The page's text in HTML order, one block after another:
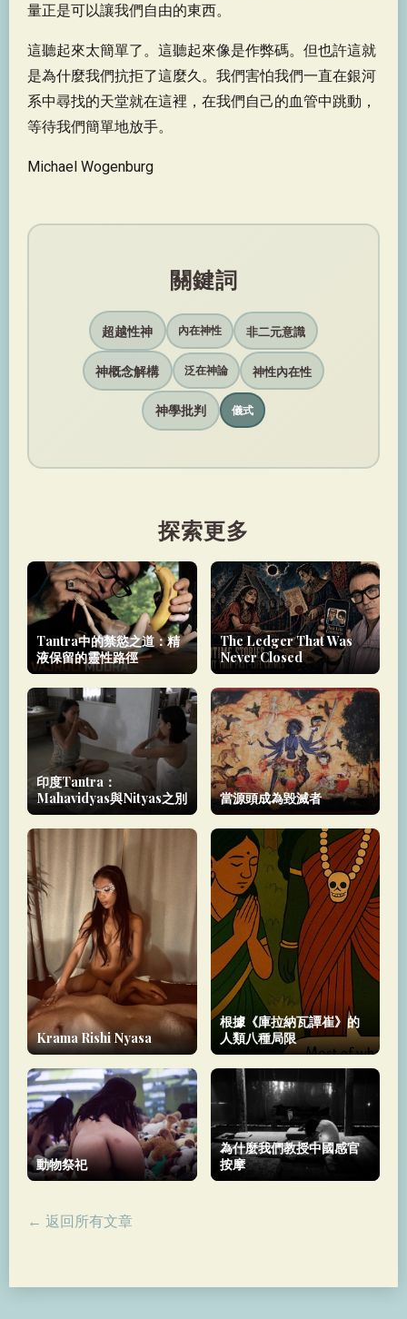
量正是可以讓我們自由的東西。
這聽起來太簡單了。這聽起來像是作弊碼。但也許這就
是為什麼我們抗拒了這麼久。我們害怕我們一直在銀河
系中尋找的天堂就在這裡，在我們自己的血管中跳動，
等待我們簡單地放手。
Michael Wogenburg
關鍵詞
超越性神 內在神性 非二元意識
神概念解構 泛在神論 神性內在性
神學批判 儀式
探索更多
Tantra中的禁慾之道：精
液保留的靈性路徑
The Ledger That Was
Never Closed
印度Tantra：
Mahavidyas與Nityas之別
當源頭成為毀滅者
Krama Rishi Nyasa
根據《庫拉納瓦譚崔》的
人類八種局限
動物祭祀
為什麼我們教授中國感官
按摩
← 返回所有文章